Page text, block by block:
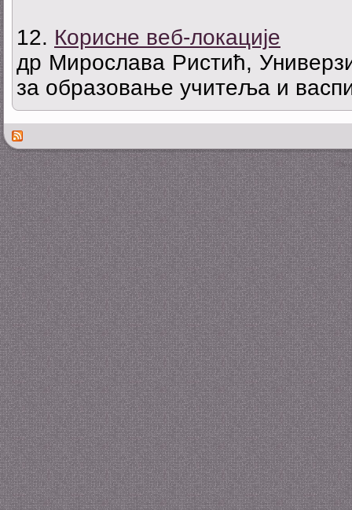
12. Корисне веб-локације
др Мирослава Ристић,
за образовање учитеља и